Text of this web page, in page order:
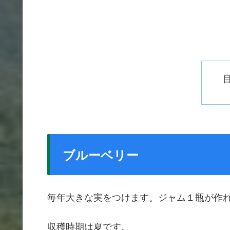
ブルーベリー
毎年大きな実をつけます。ジャム１瓶が作れ
収穫時期は夏です。